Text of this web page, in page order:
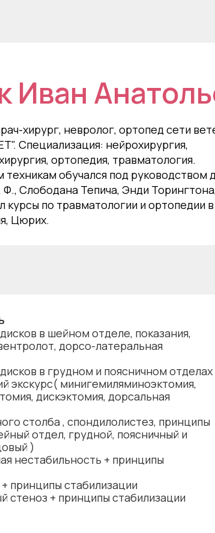
Иван
хирург, невролог, ортопед сети
Специализация: нейрохирургия,
ортопедия, травматология.
обучался под руководством
Ф., Слободана Тепича, Энди
курсы по травматологии и ортопедии
Цюрих.
в шейном отделе, показания,
дорсо-латеральная
в грудном и поясничном отделах
экскурс( минигемиляминоэктомия,
дискэктомия, дорсальная
столба , спондилолистез, принципы
отдел, грудной, поясничный и
)
нестабильность + принципы
принципы стабилизации
стеноз + принципы стабилизации